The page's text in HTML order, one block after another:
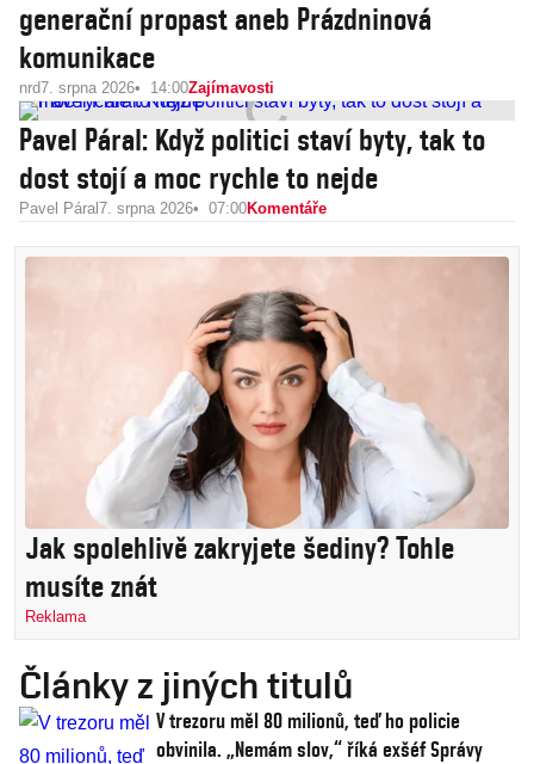
generační propast aneb Prázdninová
komunikace
nrd7. srpna 2026 14:00Zajímavosti
Pavel Páral: Když politici staví byty, tak to
dost stojí a moc rychle to nejde
Pavel Páral 7. srpna 2026 07:00Komentáře
Jak spolehlivě zakryjete šediny? Tohle
musíte znát
Reklama
Články z jiných titulů
V trezoru měl 80 milionů, teď ho policie
obvinila. „Nemám slov,“ říká exšéf Správy